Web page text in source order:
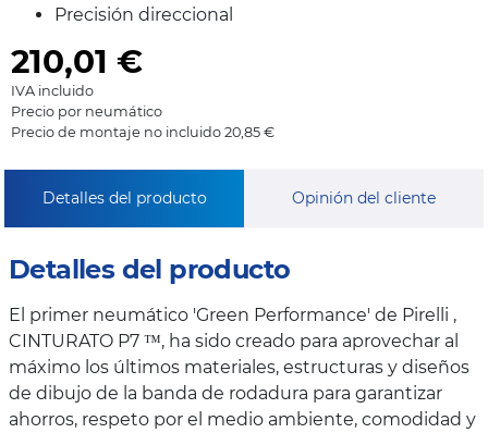
Precisión direccional
210,01 €
IVA incluido
Precio por neumático
Precio de montaje no incluido 20,85 €
Detalles del producto Opinión del cliente
Detalles del producto
El primer neumático 'Green Performance' de Pirelli ,
CINTURATO P7 ™, ha sido creado para aprovechar al
máximo los últimos materiales, estructuras y diseños
de dibujo de la banda de rodadura para garantizar
ahorros, respeto por el medio ambiente, comodidad y